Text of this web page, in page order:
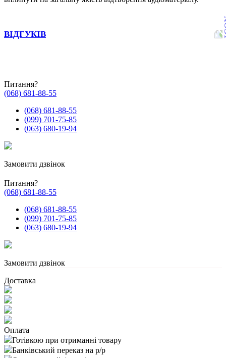
ВІДГУКІВ
Питання?
(068) 681-88-55
(068) 681-88-55
(099) 701-75-85
(063) 680-19-94
Замовити дзвінок
Питання?
(068) 681-88-55
(068) 681-88-55
(099) 701-75-85
(063) 680-19-94
Замовити дзвінок
Доставка
Оплата
Готівкою при отриманні товару
Банківський переказ на р/р